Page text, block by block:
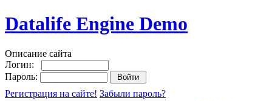
Datalife Engine Demo
Описание сайта
Логин:
Пароль:
Регистрация на сайте! Забыли пароль?